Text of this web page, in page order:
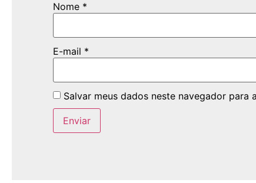
Nome *
E-mail *
Salvar meus dados neste navegador para